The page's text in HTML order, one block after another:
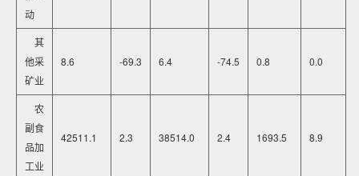
动
其
他采
矿业
8.6 -69.3 6.4 -74.5 0.8 0.0
农
副食
品加
工业
42511.1 2.3 38514.0 2.4 1693.5 8.9